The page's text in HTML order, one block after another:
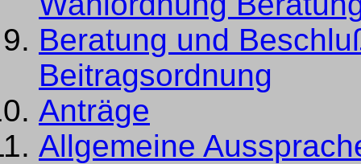
Beratung und
Beitragsordnung
Anträge
Allgemeine